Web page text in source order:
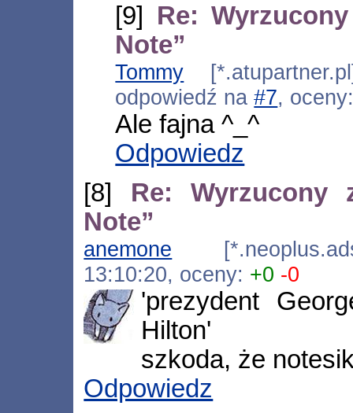
[9] Re:
Note”
Tommy
odpowiedź na#7,
Ale fajna ^_^
Odpowiedz
[8] Re: Wyrzucony
Note”
anemone
13:10:20, oceny: +0 -0
'prezydent
Hilton'
szkoda, że
Odpowiedz